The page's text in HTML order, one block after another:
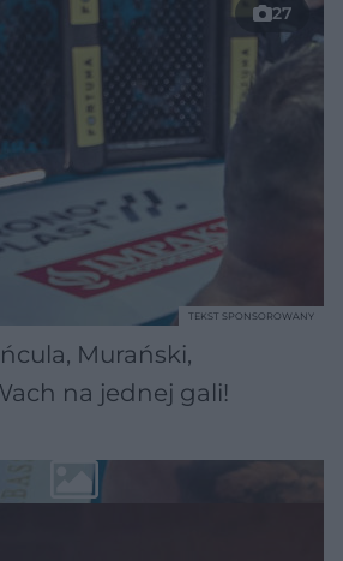
27
Murański,
na jednej gali!
TEKST SPONSOROWANY